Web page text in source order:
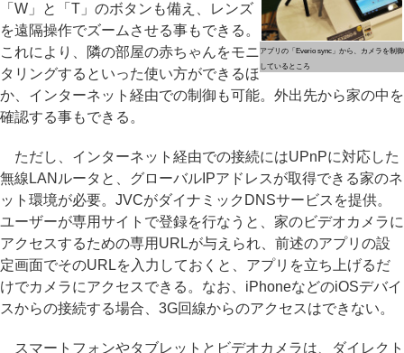
アプリの「Everio sync」から、カメラを制御
しているところ
「W」と「T」のボタンも備え、レンズ
を遠隔操作でズームさせる事もできる。
これにより、隣の部屋の赤ちゃんをモニ
タリングするといった使い方ができるほ
か、インターネット経由での制御も可能。外出先から家の中を
確認する事もできる。
ただし、インターネット経由での接続にはUPnPに対応した
無線LANルータと、グローバルIPアドレスが取得できる家のネ
ット環境が必要。JVCがダイナミックDNSサービスを提供。
ユーザーが専用サイトで登録を行なうと、家のビデオカメラに
アクセスするための専用URLが与えられ、前述のアプリの設
定画面でそのURLを入力しておくと、アプリを立ち上げるだ
けでカメラにアクセスできる。なお、iPhoneなどのiOSデバイ
スからの接続する場合、3G回線からのアクセスはできない。
スマートフォンやタブレットとビデオカメラは、ダイレクト